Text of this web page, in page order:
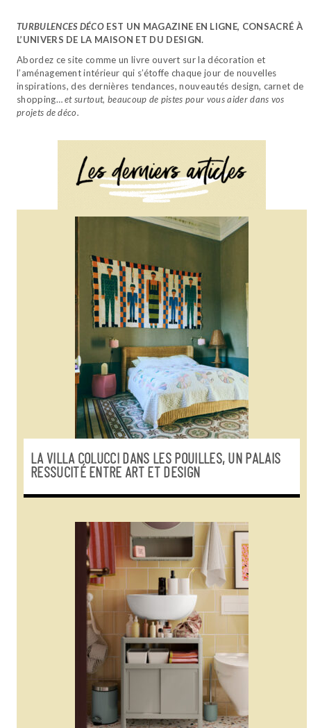
TURBULENCES DÉCO EST UN MAGAZINE EN LIGNE, CONSACRÉ À
L’UNIVERS DE LA MAISON ET DU DESIGN.
Abordez ce site comme un livre ouvert sur la décoration et
l’aménagement intérieur qui s’étoffe chaque jour de nouvelles
inspirations, des dernières tendances, nouveautés design, carnet de
shopping…et surtout, beaucoup de pistes pour vous aider dans vos
projets de déco.
LA VILLA COLUCCI DANS LES POUILLES, UN PALAIS
RESSUCITÉ ENTRE ART ET DESIGN